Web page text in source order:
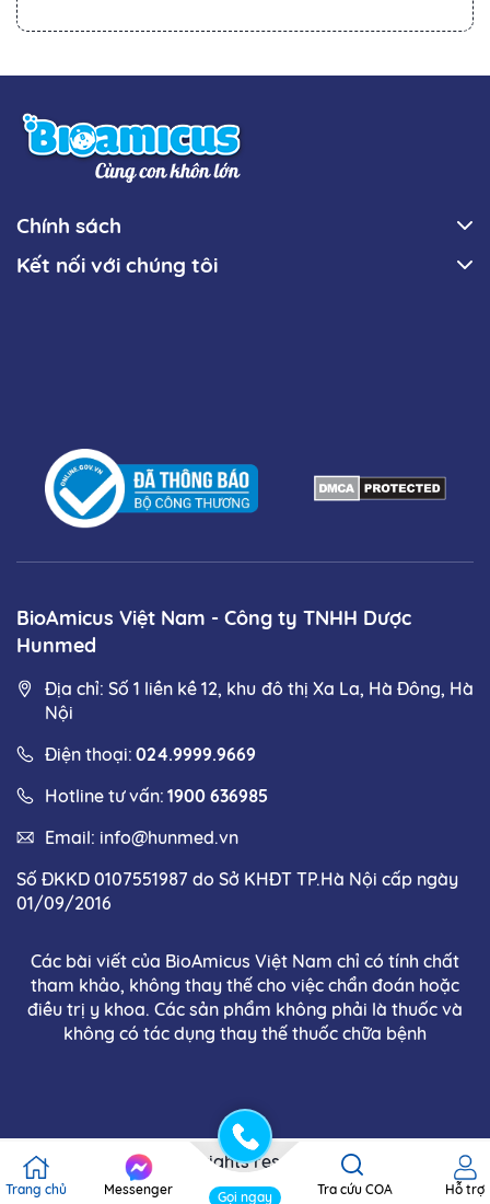
BioAmicus Việt Nam - Công ty TNHH Dược
Hunmed
Địa chỉ: Số 1 liền kề 12, khu đô thị Xa La, Hà Đông, Hà
Nội
Điện thoại: 024.9999.9669
Hotline tư vấn: 1900 636985
Email: info@hunmed.vn
Số ĐKKD 0107551987 do Sở KHĐT TP.Hà Nội cấp ngày
01/09/2016
Chính sách
Kết nối với chúng tôi
Các bài viết của BioAmicus Việt Nam chỉ có tính chất
tham khảo, không thay thế cho việc chẩn đoán hoặc
điều trị y khoa. Các sản phẩm không phải là thuốc và
không có tác dụng thay thế thuốc chữa bệnh
Copyright © 2025 . All rights reserved. Thiết kế và phát
triển bởi Bioamicus
Trang chủ Messenger Gọi ngay Tra cứu COA Hỗ trợ